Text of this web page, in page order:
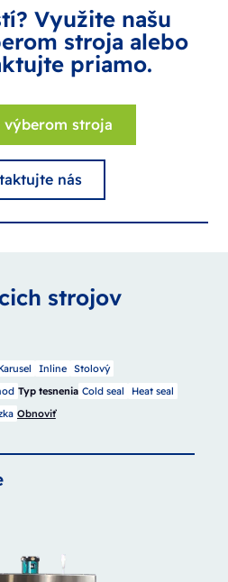
Využite našu
stroja alebo
priamo.
výberom stroja
nás
strojov
Inline Stolový
Typ tesnenia Cold seal
Heat seal
Obnoviť